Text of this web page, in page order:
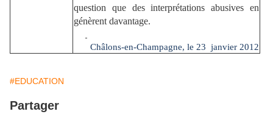
question que des interprétations abusives en
génèrent davantage.
Châlons-en-Champagne, le 23 janvier 2012
#EDUCATION
Partager